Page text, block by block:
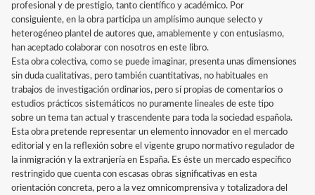
profesional y de prestigio, tanto científico y académico. Por
consiguiente, en la obra participa un amplísimo aunque selecto y
heterogéneo plantel de autores que, amablemente y con entusiasmo,
han aceptado colaborar con nosotros en este libro.
Esta obra colectiva, como se puede imaginar, presenta unas dimensiones
sin duda cualitativas, pero también cuantitativas, no habituales en
trabajos de investigación ordinarios, pero sí propias de comentarios o
estudios prácticos sistemáticos no puramente lineales de este tipo
sobre un tema tan actual y trascendente para toda la sociedad española.
Esta obra pretende representar un elemento innovador en el mercado
editorial y en la reflexión sobre el vigente grupo normativo regulador de
la inmigración y la extranjería en España. Es éste un mercado específico
restringido que cuenta con escasas obras significativas en esta
orientación concreta, pero a la vez omnicomprensiva y totalizadora del